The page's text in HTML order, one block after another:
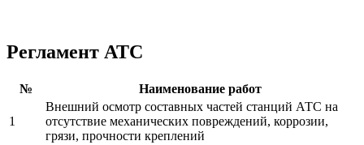
Регламент АТС
№ Наименование работ
1
Внешний осмотр составных частей станций АТС на
отсутствие механических повреждений, коррозии,
грязи, прочности креплений